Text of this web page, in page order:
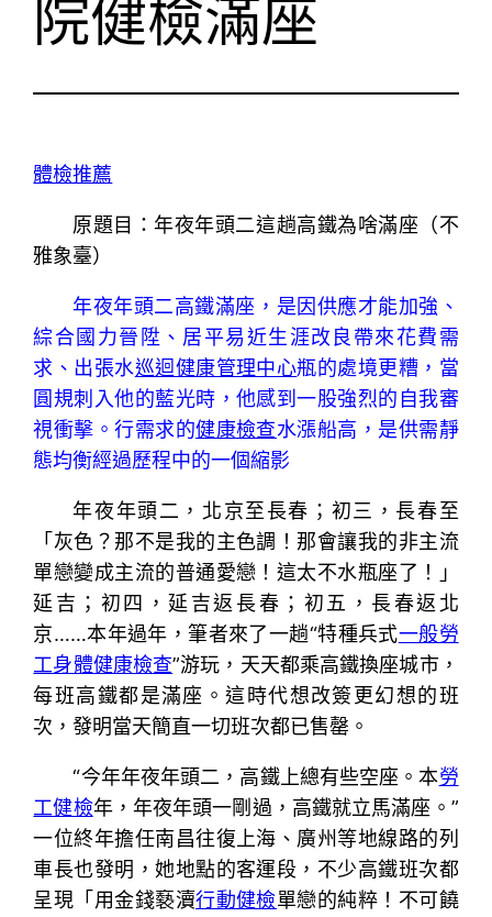
院健檢滿座
體檢推薦
原題目：年夜年頭二這趟高鐵為啥滿座（不
雅象臺）
年夜年頭二高鐵滿座，是因供應才能加強、
綜合國力晉陞、居平易近生涯改良帶來花費需
求、出張水巡迴健康管理中心瓶的處境更糟，當
圓規刺入他的藍光時，他感到一股強烈的自我審
視衝擊。行需求的健康檢查水漲船高，是供需靜
態均衡經過歷程中的一個縮影
年夜年頭二，北京至長春；初三，長春至
「灰色？那不是我的主色調！那會讓我的非主流
單戀變成主流的普通愛戀！這太不水瓶座了！」
延吉；初四，延吉返長春；初五，長春返北
京……本年過年，筆者來了一趟“特種兵式一般勞
工身體健康檢查”游玩，天天都乘高鐵換座城市，
每班高鐵都是滿座。這時代想改簽更幻想的班
次，發明當天簡直一切班次都已售罄。
“今年年夜年頭二，高鐵上總有些空座。本勞
工健檢年，年夜年頭一剛過，高鐵就立馬滿座。”
一位終年擔任南昌往復上海、廣州等地線路的列
車長也發明，她地點的客運段，不少高鐵班次都
呈現「用金錢褻瀆行動健檢單戀的純粹！不可饒